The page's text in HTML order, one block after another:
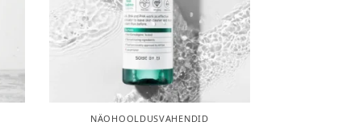
NÄOHOOLDUSVAHENDID